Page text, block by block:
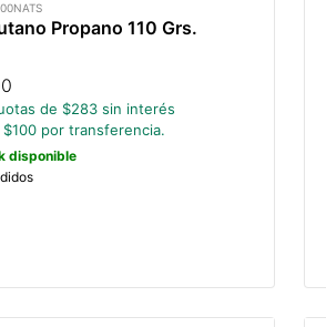
Propano 110 Grs.
de $283 sin interés
$100 por transferencia.
disponible